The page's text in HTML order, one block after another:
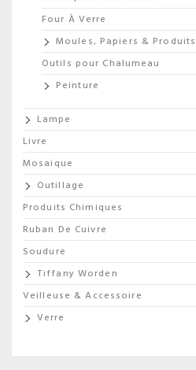
Four À Verre
Moules, Papiers & Produits
Outils pour Chalumeau
Peinture
Lampe
Livre
Mosaique
Outillage
Produits Chimiques
Ruban De Cuivre
Soudure
Tiffany Worden
Veilleuse & Accessoire
Verre